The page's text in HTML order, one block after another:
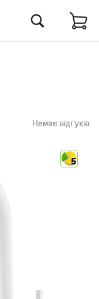
Немає відгуків
5